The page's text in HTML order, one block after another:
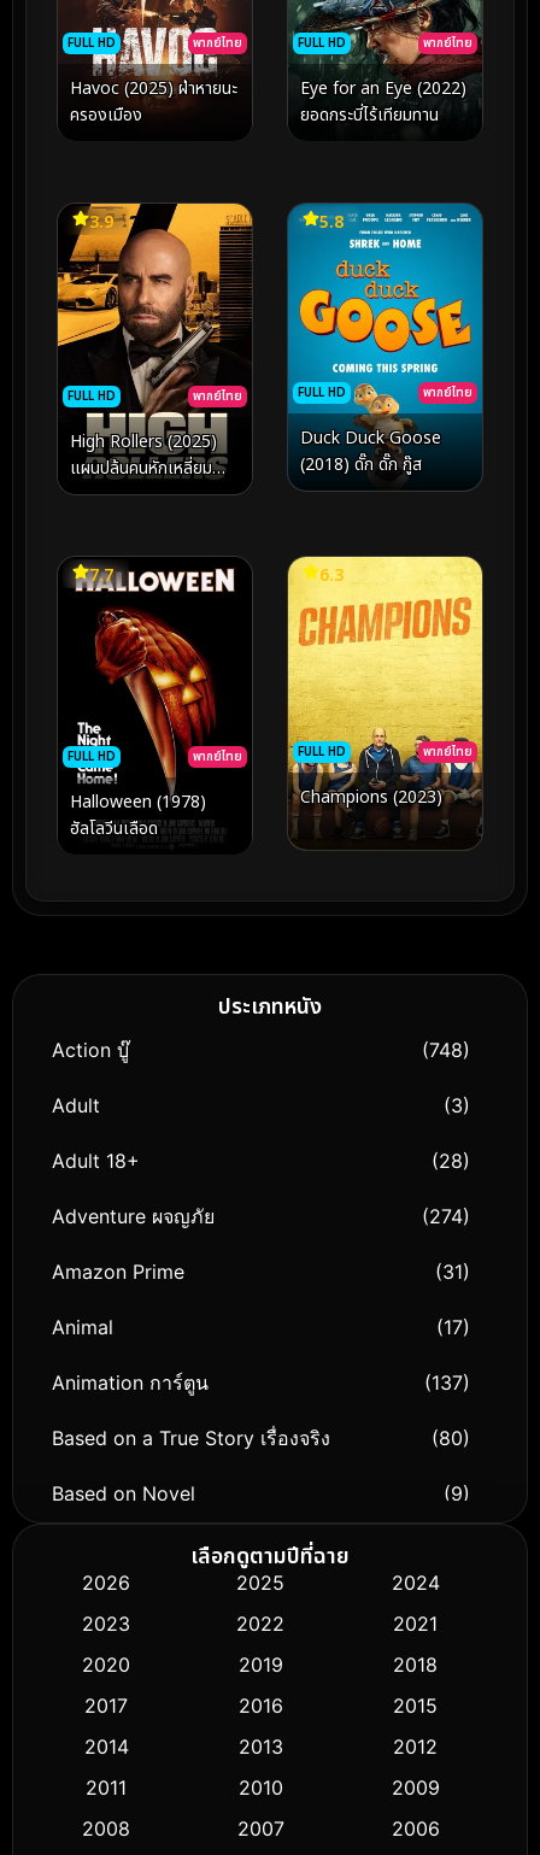
FULL HD พากย์ไทย
Havoc (2025) ฝ่าหายนะ
ครองเมือง
FULL HD พากย์ไทย
Eye for an Eye (2022)
ยอดกระบี่ไร้เทียมทาน
FULL HD พากย์ไทย
3.9
High Rollers (2025)
แผนปล้นคนหักเหลี่ยม
ทะลวงกาสิโนเดือด
FULL HD พากย์ไทย
5.8
Duck Duck Goose
(2018) ดั๊ก ดั๊ก กู๊ส
FULL HD พากย์ไทย
7.7
Halloween (1978)
ฮัลโลวีนเลือด
FULL HD พากย์ไทย
6.3
Champions (2023)
ประเภทหนัง
Action บู๊ (748)
Adult (3)
Adult 18+ (28)
Adventure ผจญภัย (274)
Amazon Prime (31)
Animal (17)
Animation การ์ตูน (137)
Based on a True Story เรื่องจริง (80)
Based on Novel (9)
Biography ชีวิตจริง
Classic หนังคลาสสิก (50)
Comedy ตลก (433)
Crime อาชญากรรม (511)
เลือกดูตามปีที่ฉาย
2026 2025
2024
2023
2022
2021
2020
2019
2018
2017
2016
2015
2014
2013
2012
2011
2010
2009
2008
2007
2006